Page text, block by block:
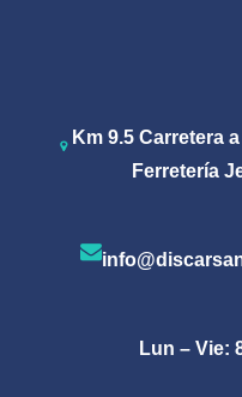
Km 9.5 Carretera
Ferretería
Lun – Vie: